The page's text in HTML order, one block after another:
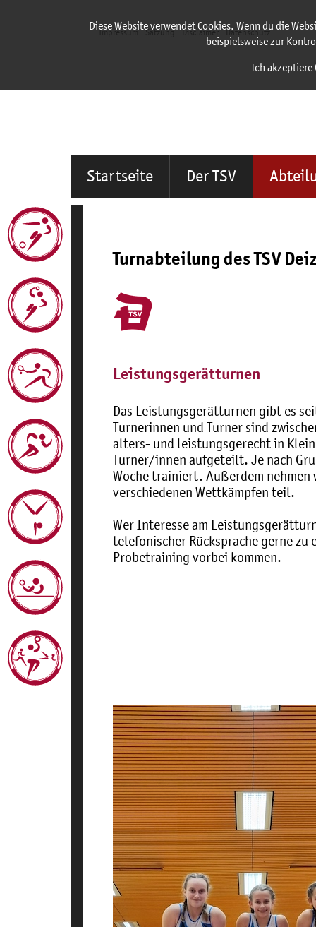
Impressum Satzung Disclaimer Datenschutz
Startseite Der TSV
Turnabteilung des TSV
Leistungsgerätturnen
Das Leistungsgerätturnen gibt es
Turnerinnen und Turner sind
alters- und leistungsgerecht in
Turner/innen aufgeteilt. Je nach
Woche trainiert. Außerdem
verschiedenen Wettkämpfen teil.
Wer Interesse am
telefonischer Rücksprache gerne zu
Probetraining vorbei kommen.
Diese Website verwendet Cookies. Wenn du die
beispielsweise zur
Ich akzeptiere